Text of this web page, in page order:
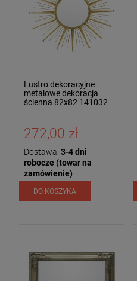
Lustro dekoracyjne
metalowe dekoracja
ścienna 82x82 141032
272,00 zł
Dostawa: 3-4 dni
robocze (towar na
zamówienie)
DO KOSZYKA